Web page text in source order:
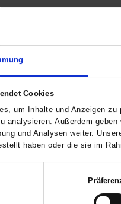
Cookies
um Inhalte und Anzeigen
analysieren. Außerdem
und Analysen weiter.
haben oder die sie im
aktuellen
können.
um Ihnen die Suche
an – wir beraten Sie gerne!
Mobilität! Mit 16
wir uns bestens
größten Autohändlern in
BMW, Citroën, DS,